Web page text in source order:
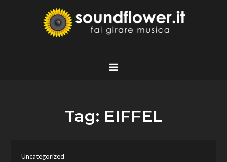
Soundflower.it
Fai Girare Musica
Tag: EIFFEL
Uncategorized